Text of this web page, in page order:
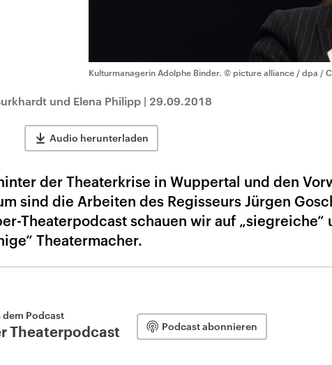
Kulturmanagerin Adolphe Binder. © picture alliance / dpa /
und Elena Philipp | 29.09.2018
Audio herunterladen
der Theaterkrise in Wuppertal und den
sind die Arbeiten des Regisseurs Jürgen
Theaterpodcast schauen wir auf „siegreiche“
Theatermacher.
dem Podcast
Theaterpodcast Podcast abonnieren